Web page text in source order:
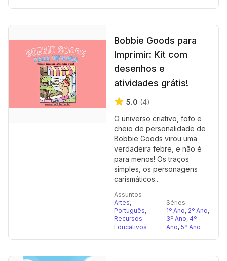
Bobbie Goods para
Imprimir: Kit com
desenhos e
atividades grátis!
5.0 (4)
O universo criativo, fofo e
cheio de personalidade de
Bobbie Goods virou uma
verdadeira febre, e não é
para menos! Os traços
simples, os personagens
carismáticos...
Assuntos
Artes,
Português,
Recursos
Educativos
Séries
1º Ano, 2º Ano,
3º Ano, 4º
Ano, 5º Ano